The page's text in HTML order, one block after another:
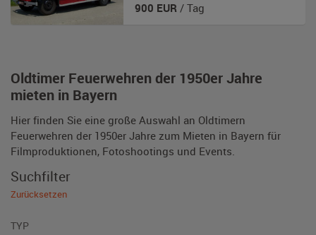
Oldtimer Feuerwehren der 1950er Jahre
mieten in Bayern
Hier finden Sie eine große Auswahl an Oldtimern
Feuerwehren der 1950er Jahre zum Mieten in Bayern für
Filmproduktionen, Fotoshootings und Events.
900 EUR / Tag
Suchfilter
Zurücksetzen
TYP